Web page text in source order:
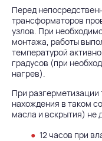
Перед
трансформаторов
узлов. При
монтажа, работы
температурой
градусов (при
нагрев).
При
нахождения в таком
масла и вскрытия) не
12 часов при